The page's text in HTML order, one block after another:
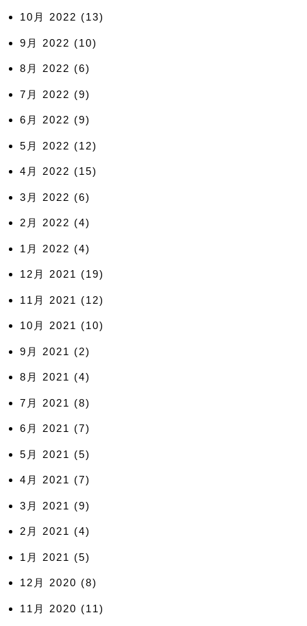
10月 2022 (13)
9月 2022 (10)
8月 2022 (6)
7月 2022 (9)
6月 2022 (9)
5月 2022 (12)
4月 2022 (15)
3月 2022 (6)
2月 2022 (4)
1月 2022 (4)
12月 2021 (19)
11月 2021 (12)
10月 2021 (10)
9月 2021 (2)
8月 2021 (4)
7月 2021 (8)
6月 2021 (7)
5月 2021 (5)
4月 2021 (7)
3月 2021 (9)
2月 2021 (4)
1月 2021 (5)
12月 2020 (8)
11月 2020 (11)